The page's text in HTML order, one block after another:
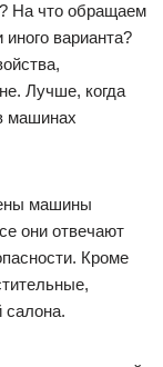
На что обращаем
варианта?
Лучше, когда
машинах
машины
они отвечают
Кроме
салона.